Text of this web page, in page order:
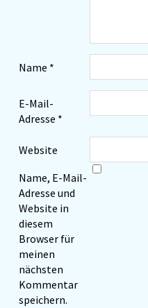
Name *
E-Mail-
Adresse *
Website
Name, E-Mail-
Adresse und
Website in
diesem
Browser für
meinen
nächsten
Kommentar
speichern.